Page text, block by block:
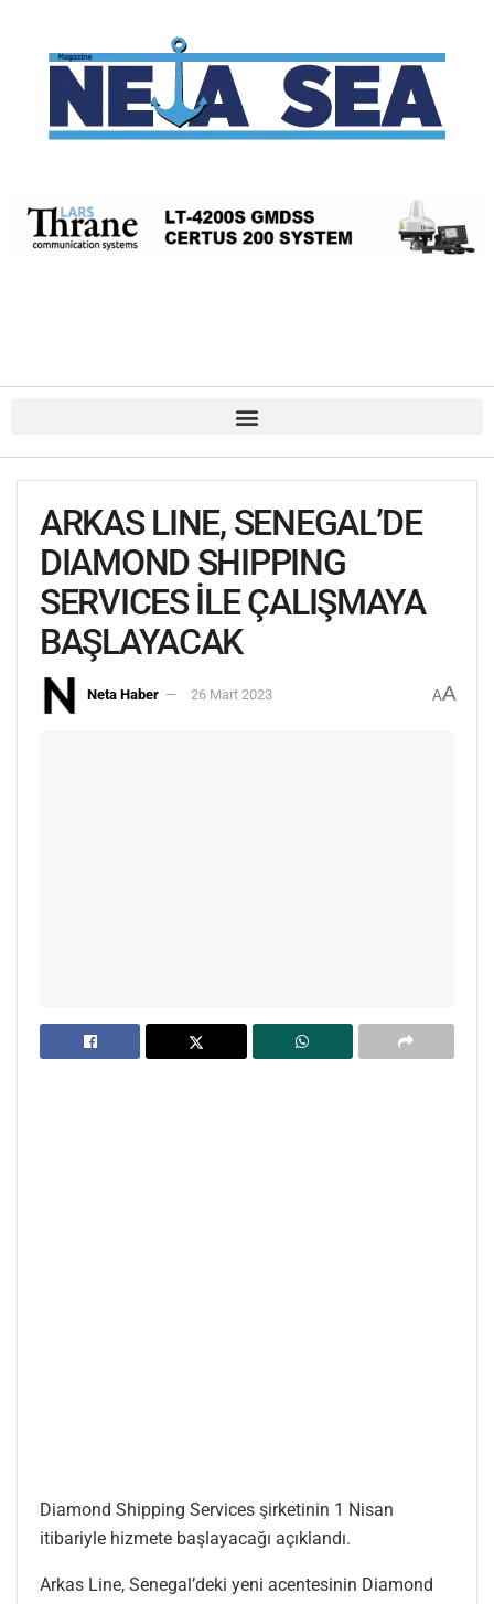
ARKAS LINE, SENEGAL’DE
DIAMOND SHIPPING
SERVICES İLE ÇALIŞMAYA
BAŞLAYACAK
Neta Haber 26 Mart 2023 AA
Diamond Shipping Services şirketinin 1 Nisan
itibariyle hizmete başlayacağı açıklandı.
Arkas Line, Senegal’deki yeni acentesinin Diamond